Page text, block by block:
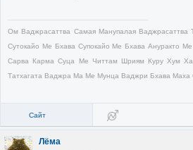
Ом Ваджрасаттва Самая Манупалая
Сутокайо Ме Бхава Супокайо Ме Бхава Ануракто
Сарва Карма Суца Ме Читтам Шриям Куру Хум
Татхагата Ваджра Ма Ме Мунца Ваджри Бхава Маха
Сайт
Лёма